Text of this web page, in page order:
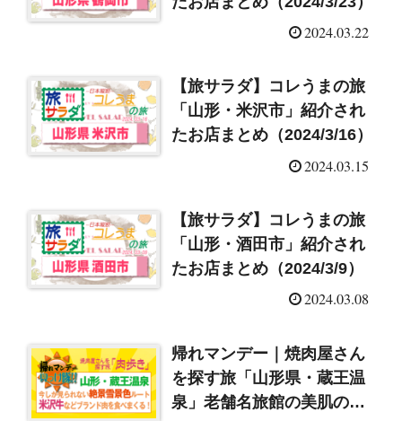
2024.03.22
【旅サラダ】コレうまの旅
「山形・米沢市」紹介され
たお店まとめ（2024/3/16）
2024.03.15
【旅サラダ】コレうまの旅
「山形・酒田市」紹介され
たお店まとめ（2024/3/9）
2024.03.08
帰れマンデー｜焼肉屋さん
を探す旅「山形県・蔵王温
泉」老舗名旅館の美肌の湯